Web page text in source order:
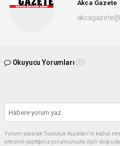
Akca Gazete
Okuyucu Yorumları (0)
Yorum yazarak Topluluk Kuralları’nı kabul
sitesine yaptığınız yorumunuzla ilgili